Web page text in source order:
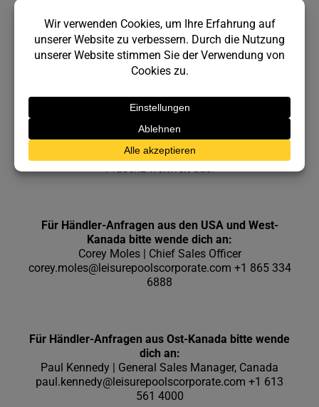
Werde Teil unseres
Teams.
Aufgrund unseres anhaltenden Erfolgs und
wachsenden Marktanteilen bauen wir unsere
Präsenz weltweit aus.
Für Händler-Anfragen aus den USA und West-
Kanada bitte wende dich an:
Corey Moles | Chief Sales Officer
corey.moles@leisurepoolscorporate.com +1 865 334
6888
Für Händler-Anfragen aus Ost-Kanada bitte wende
dich an:
Paul Kennedy | General Sales Manager, Canada
paul.kennedy@leisurepoolscorporate.com +1 613
561 4000